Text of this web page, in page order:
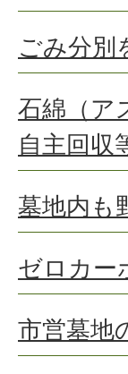
ごみ分別
石綿（ア
自主回収
墓地内も
ゼロカー
市営墓地